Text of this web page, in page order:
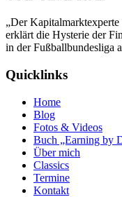
„Der
erklärt die Hysterie der
in der Fußballbundesliga
Quicklinks
Home
Blog
Fotos & Videos
Buch „Earning by
Über mich
Classics
Termine
Kontakt